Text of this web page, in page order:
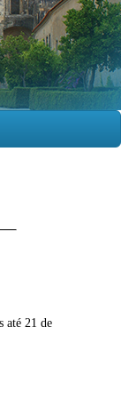
até 21 de